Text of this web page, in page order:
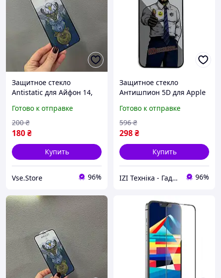
Защитное стекло
Antistatic для Айфон 14,
телефона iPhone 14
Готово к отправке
180₴
200 ₴
Купить
Vse.Store 96%
Защитное стекло
Антишпион 5D для Apple
телефона
Готово к отправке
298₴
596 ₴
Купить
IZI Техніка - Гаджети та аксесуари 96%